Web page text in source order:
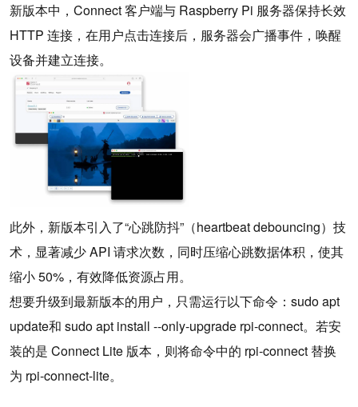
新版本中，Connect 客户端与 Raspberry Pi 服务器保持长效
HTTP 连接，在用户点击连接后，服务器会广播事件，唤醒
设备并建立连接。
此外，新版本引入了“心跳防抖”（heartbeat debouncing）技
术，显著减少 API 请求次数，同时压缩心跳数据体积，使其
缩小 50%，有效降低资源占用。
想要升级到最新版本的用户，只需运行以下命令：sudo apt
update和 sudo apt install --only-upgrade rpi-connect。若安
装的是 Connect Lite 版本，则将命令中的 rpi-connect 替换
为 rpi-connect-lite。